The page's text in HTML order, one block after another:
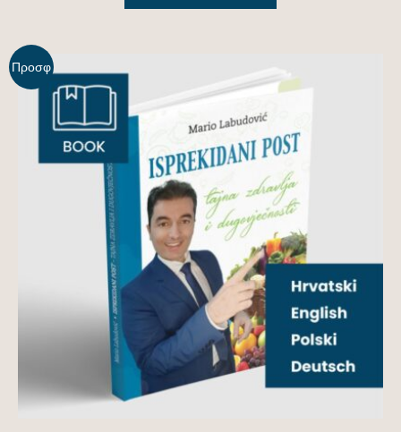
Προσφ